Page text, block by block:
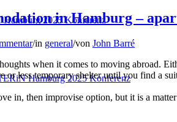
2025 Konferenz
Hamburg 2025 Konferenz
in Hamburg –
/in general/von John Barré
when it comes to moving abroad.
or less temporary shelter until you find a
in, then improvise option, but it is a